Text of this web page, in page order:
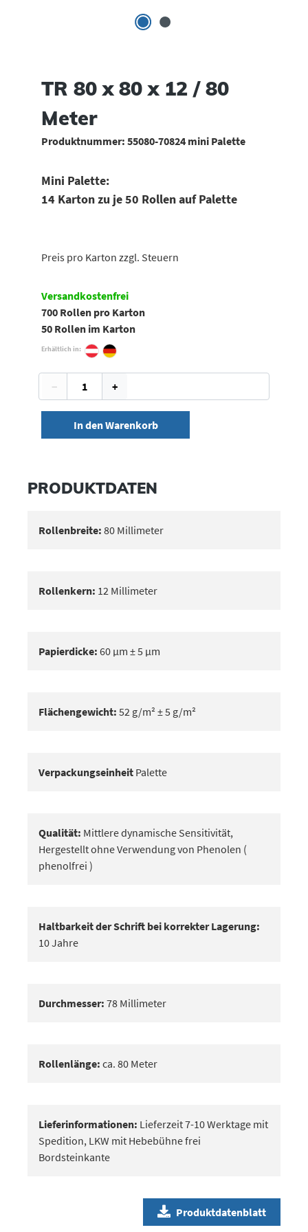
TR 80 x 80 x 12 / 80
Meter
Produktnummer:55080-70824 mini Palette
Mini Palette:
14 Karton zu je 50 Rollen auf Palette
Preis pro Karton zzgl. Steuern
Versandkostenfrei
700 Rollen pro Karton
50 Rollen im Karton
Erhältlich in:
− +
In den Warenkorb
PRODUKTDATEN
Rollenbreite: 80 Millimeter
Rollenkern: 12 Millimeter
Papierdicke: 60 μm ± 5 μm
Flächengewicht: 52 g/m² ± 5 g/m²
Verpackungseinheit Palette
Qualität: Mittlere dynamische Sensitivität,
Hergestellt ohne Verwendung von Phenolen (
phenolfrei )
Haltbarkeit der Schrift bei korrekter Lagerung:
10 Jahre
Durchmesser: 78 Millimeter
Rollenlänge: ca. 80 Meter
Lieferinformationen: Lieferzeit 7-10 Werktage mit
Spedition, LKW mit Hebebühne frei
Bordsteinkante
Produktdatenblatt